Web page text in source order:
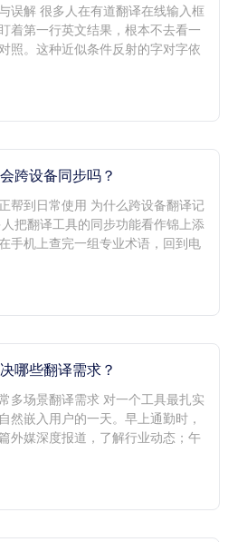
误解 很多人在有道翻译在线输入框
着第一行英文结果，根本不去看一
照。这种近似条件反射的字对字依
跨设备同步吗？
帮到日常使用 为什么跨设备翻译记
把翻译工具的同步功能看作锦上添
手机上查完一组专业术语，回到电
哪些翻译需求？
多场景翻译需求 对一个工具最扎实
然嵌入用户的一天。早上通勤时，
外媒深度报道，了解行业动态；午